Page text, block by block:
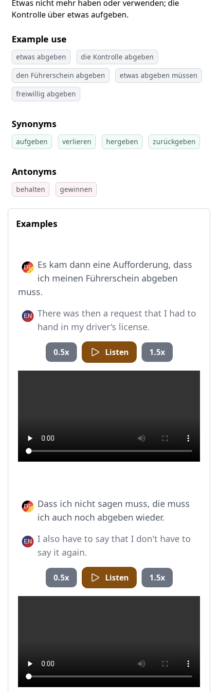
Etwas nicht mehr haben oder verwenden; die
Kontrolle über etwas aufgeben.
Example use
etwas abgeben
die Kontrolle abgeben
den Führerschein abgeben
etwas abgeben müssen
freiwillig abgeben
Synonyms
aufgeben verlieren hergeben zurückgeben
Antonyms
behalten gewinnen
Examples
Es kam dann eine Aufforderung, dass
ich meinen Führerschein abgeben
muss.
There was then a request that I had to
hand in my driver's license.
0.5x Listen 1.5x
Dass ich nicht sagen muss, die muss
ich auch noch abgeben wieder.
I also have to say that I don't have to
say it again.
0.5x Listen 1.5x